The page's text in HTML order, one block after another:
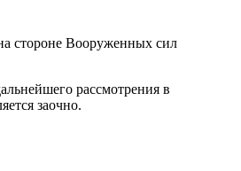
стороне Вооруженных сил
рассмотрения в
заочно.